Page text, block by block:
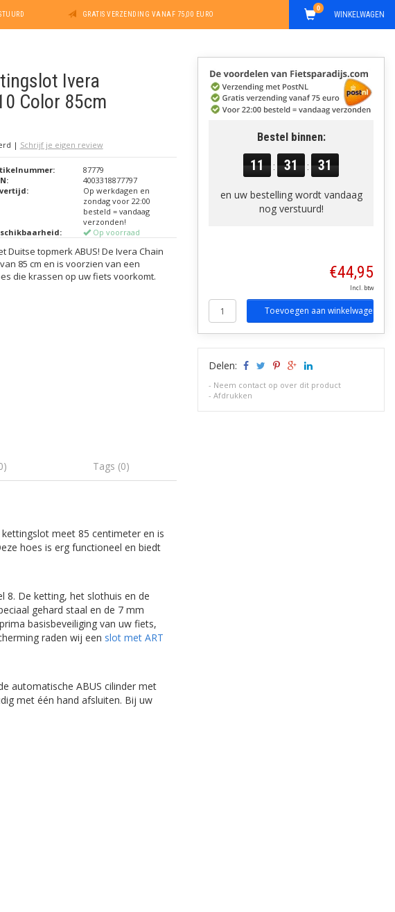
GRATIS VERZENDING VANAF 75,00 EURO WINKELWAGEN
0
Ivera
Color 85cm
| Schrijf je eigen review
87779
4003318877797
Op werkdagen en
zondag voor 22:00
besteld = vandaag
verzonden!
Op voorraad
Duitse topmerk ABUS! De Ivera Chain
85 cm en is voorzien van een
die krassen op uw fiets voorkomt.
Tags (0)
meet 85 centimeter en is
hoes is erg functioneel en biedt
8. De ketting, het slothuis en de
gehard staal en de 7 mm
basisbeveiliging van uw fiets,
raden wij een slot met ART
automatische ABUS cilinder met
met één hand afsluiten. Bij uw
Bestel binnen:
11 : 31 : 30
en uw bestelling wordt vandaag
nog verstuurd!
€44,95
Incl. btw
Toevoegen aan winkelwagen
Delen:
- Neem contact op over dit product
-Afdrukken